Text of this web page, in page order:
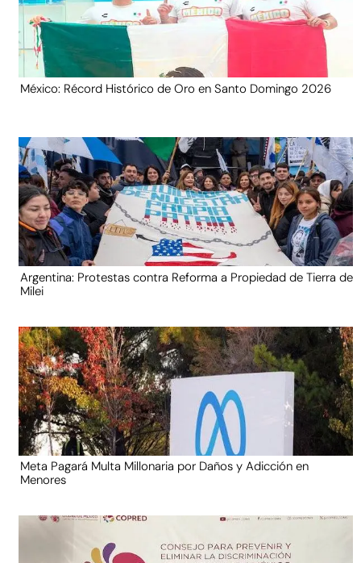
México: Récord Histórico de Oro en Santo Domingo 2026
Argentina: Protestas contra Reforma a Propiedad de Tierra de
Milei
Meta Pagará Multa Millonaria por Daños y Adicción en
Menores